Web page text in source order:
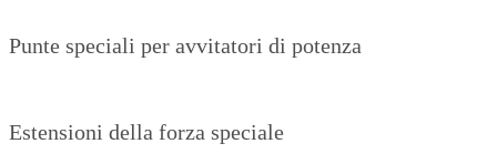
Punte speciali per avvitatori di potenza
Estensioni della forza speciale